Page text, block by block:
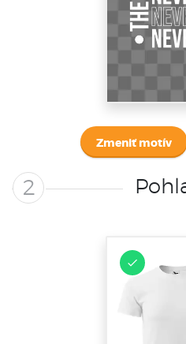
Zmeniť motív
2